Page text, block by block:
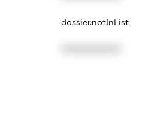
dossier.notInList